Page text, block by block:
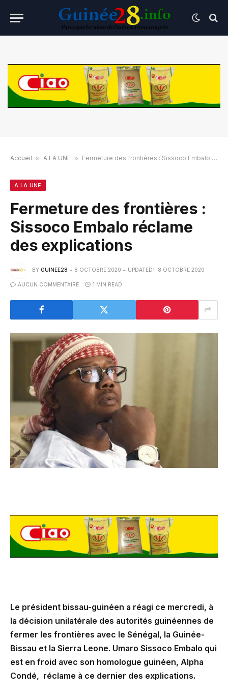
Accueil » A LA UNE » Fermeture des frontières : Sissoco Embalo réclame des explications
A LA UNE
Fermeture des frontières :
Sissoco Embalo réclame
des explications
BY GUINEE28 8 OCTOBRE 2020 UPDATED: 8 OCTOBRE 2020
AUCUN COMMENTAIRE 1 MIN READ
Le président bissau-guinéen a réagi ce mercredi, à
la décision unilatérale des autorités guinéennes de
fermer les frontières avec le Sénégal, la Guinée-
Bissau et la Sierra Leone. Umaro Sissoco Embalo qui
est en froid avec son homologue guinéen, Alpha
Condé, réclame à ce dernier des explications.